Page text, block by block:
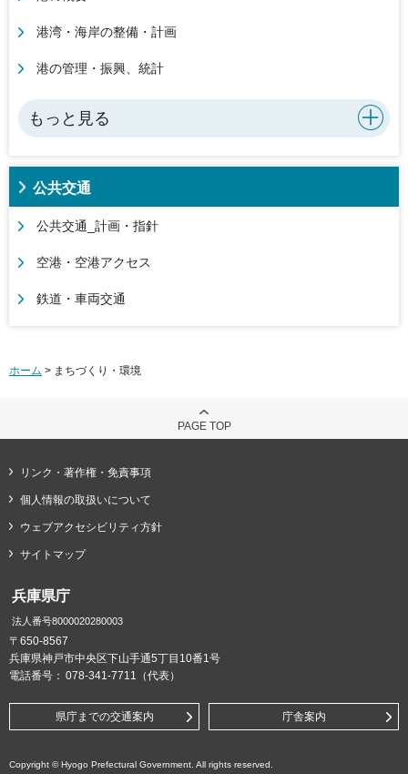
港湾・海岸の整備・計画
港の管理・振興、統計
もっと見る
公共交通
公共交通_計画・指針
空港・空港アクセス
鉄道・車両交通
ホーム > まちづくり・環境
PAGE TOP
リンク・著作権・免責事項
個人情報の取扱いについて
ウェブアクセシビリティ方針
サイトマップ
兵庫県庁
法人番号8000020280003
〒650-8567
兵庫県神戸市中央区下山手通5丁目10番1号
電話番号： 078-341-7711（代表）
県庁までの交通案内 庁舎案内
Copyright © Hyogo Prefectural Government. All rights reserved.